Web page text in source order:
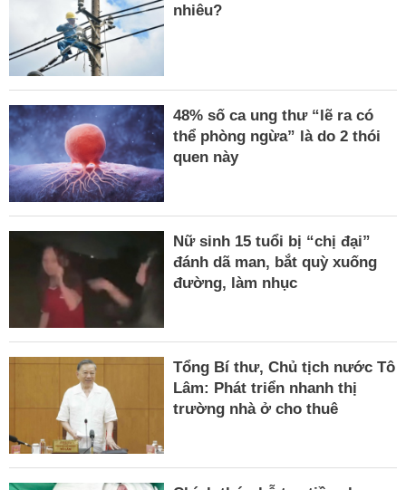
nhiêu?
48% số ca ung thư “lẽ ra có
thể phòng ngừa” là do 2 thói
quen này
Nữ sinh 15 tuổi bị “chị đại”
đánh dã man, bắt quỳ xuống
đường, làm nhục
Tổng Bí thư, Chủ tịch nước Tô
Lâm: Phát triển nhanh thị
trường nhà ở cho thuê